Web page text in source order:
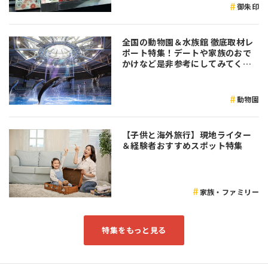
御朱印
全国の動物園＆水族館 徹底取材レ
ポート特集！デートや家族のおで
かけなど是非参考にしてみてくだ
動物園
【子供と海外旅行】現地ライター
＆経験者おすすめスポット特集
家族・ファミリー
特集をもっと見る